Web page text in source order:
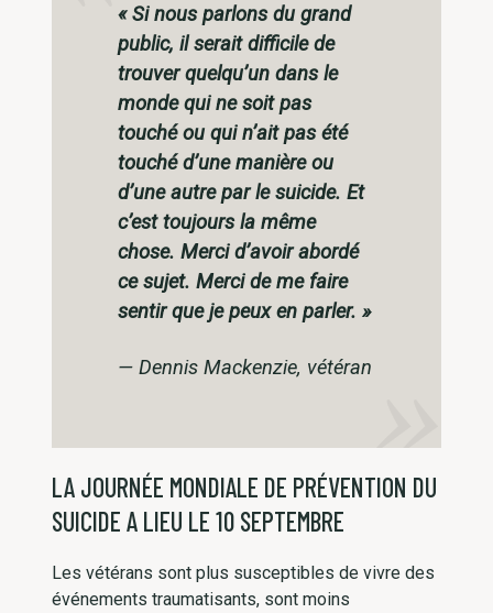
« Si nous parlons du grand
public, il serait difficile de
trouver quelqu’un dans le
monde qui ne soit pas
touché ou qui n’ait pas été
touché d’une manière ou
d’une autre par le suicide. Et
c’est toujours la même
chose. Merci d’avoir abordé
ce sujet. Merci de me faire
sentir que je peux en parler. »
— Dennis Mackenzie, vétéran
LA JOURNÉE MONDIALE DE PRÉVENTION DU
SUICIDE A LIEU LE 10 SEPTEMBRE
Les vétérans sont plus susceptibles de vivre des
événements traumatisants, sont moins